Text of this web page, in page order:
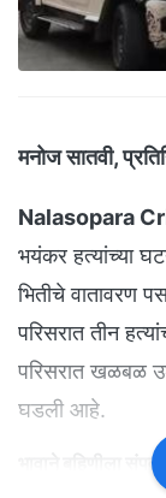
मनोज सातवी,
Nalasopara
भयंकर हत्यांच्या
भितीचे वातावरण
परिसरात तीन
परिसरात खळबळ
घडली आहे.
भावाने बहिणीला संपवलं